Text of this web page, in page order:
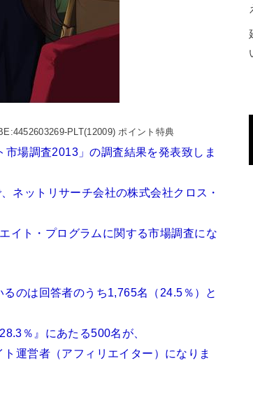
PLT(12009) ポイント特典
場調査2013」の調査結果を発表致しま
ネットリサーチ会社の株式会社クロス・
イト・プログラムに関する市場調査にな
のは回答者のうち1,765名（24.5％）と
％』にあたる500名が、
運営者（アフィリエイター）になりま